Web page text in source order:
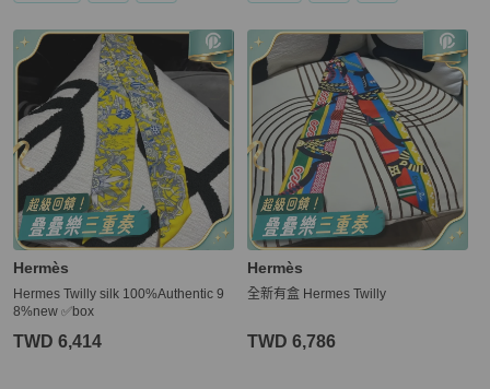
Hermès
Hermes Twilly silk 100%Authentic 9
8%new ✅box
TWD 6,414
Hermès
全新有盒 Hermes Twilly
TWD 6,786